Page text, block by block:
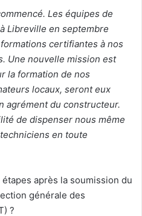
Les équipes de
Libreville en septembre
certifiantes à nos
Une nouvelle mission est
la formation de nos
locaux, seront eux
agrément du constructeur.
de dispenser nous même
en toute
après la soumission du
générale des
?